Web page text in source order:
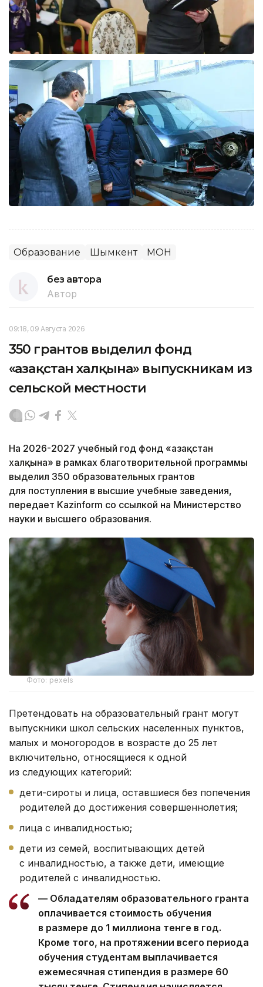
Образование Шымкент МОН
без автора
Автор
09:18, 09 Августа 2026
350 грантов выделил фонд
«Қазақстан халқына» выпускникам из
сельской местности
На 2026-2027 учебный год фонд «Қазақстан
халқына» в рамках благотворительной программы
выделил 350 образовательных грантов
для поступления в высшие учебные заведения,
передает Kazinform со ссылкой на Министерство
науки и высшего образования.
Фото: pexels
Претендовать на образовательный грант могут
выпускники школ сельских населенных пунктов,
малых и моногородов в возрасте до 25 лет
включительно, относящиеся к одной
из следующих категорий:
дети-сироты и лица, оставшиеся без попечения
родителей до достижения совершеннолетия;
лица с инвалидностью;
дети из семей, воспитывающих детей
с инвалидностью, а также дети, имеющие
родителей с инвалидностью.
— Обладателям образовательного гранта
оплачивается стоимость обучения
в размере до 1 миллиона тенге в год.
Кроме того, на протяжении всего периода
обучения студентам выплачивается
ежемесячная стипендия в размере 60